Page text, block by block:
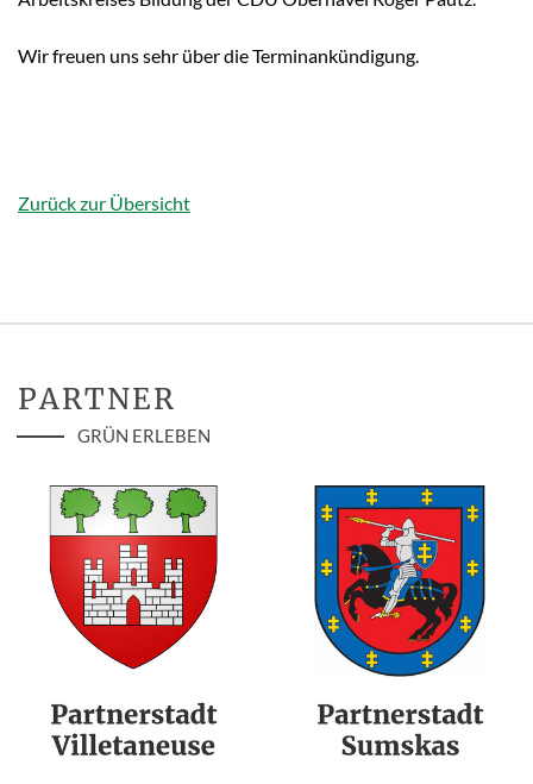
Wir freuen uns sehr über die Terminankündigung.
Zurück zur Übersicht
PARTNER
GRÜN ERLEBEN